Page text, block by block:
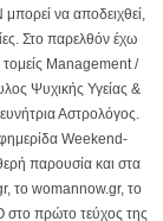
να αποδειχθεί,
Στο παρελθόν έχω
τομείς Μanagement /
Ψυχικής Υγείας &
Αστρολόγος.
Weekend-
παρουσία και στα
το womannow.gr, το
στο πρώτο τεύχος της